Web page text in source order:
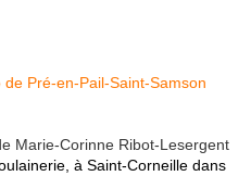
Marie-Corinne Ribot-Lesergent
à Saint-Corneille dans